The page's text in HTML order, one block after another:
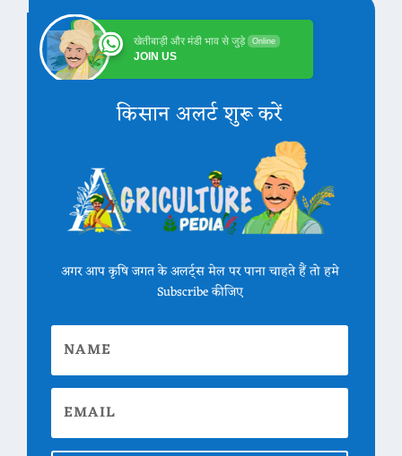
खेतीबाड़ी और मंडी भाव से जुड़े Online
JOIN US
किसान अलर्ट शुरू करें
अगर आप कृषि जगत के अलर्ट्स मेल पर पाना चाहते हैं तो हमे
Subscribe कीजिए